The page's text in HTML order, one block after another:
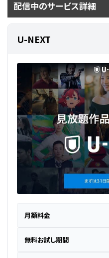
配信中のサービス詳細
U-NEXT
月額料金
無料お試し期間